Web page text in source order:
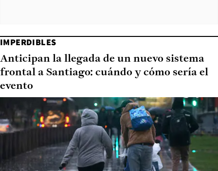
IMPERDIBLES
Anticipan la llegada de un nuevo sistema
frontal a Santiago: cuándo y cómo sería el
evento